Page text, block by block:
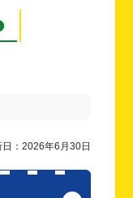
日：2026年6月30日